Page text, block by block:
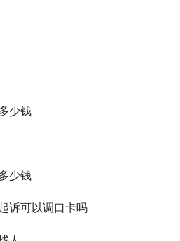
少钱
少钱
诉可以调口卡吗